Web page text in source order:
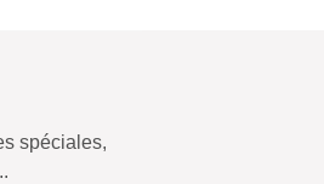
spéciales,